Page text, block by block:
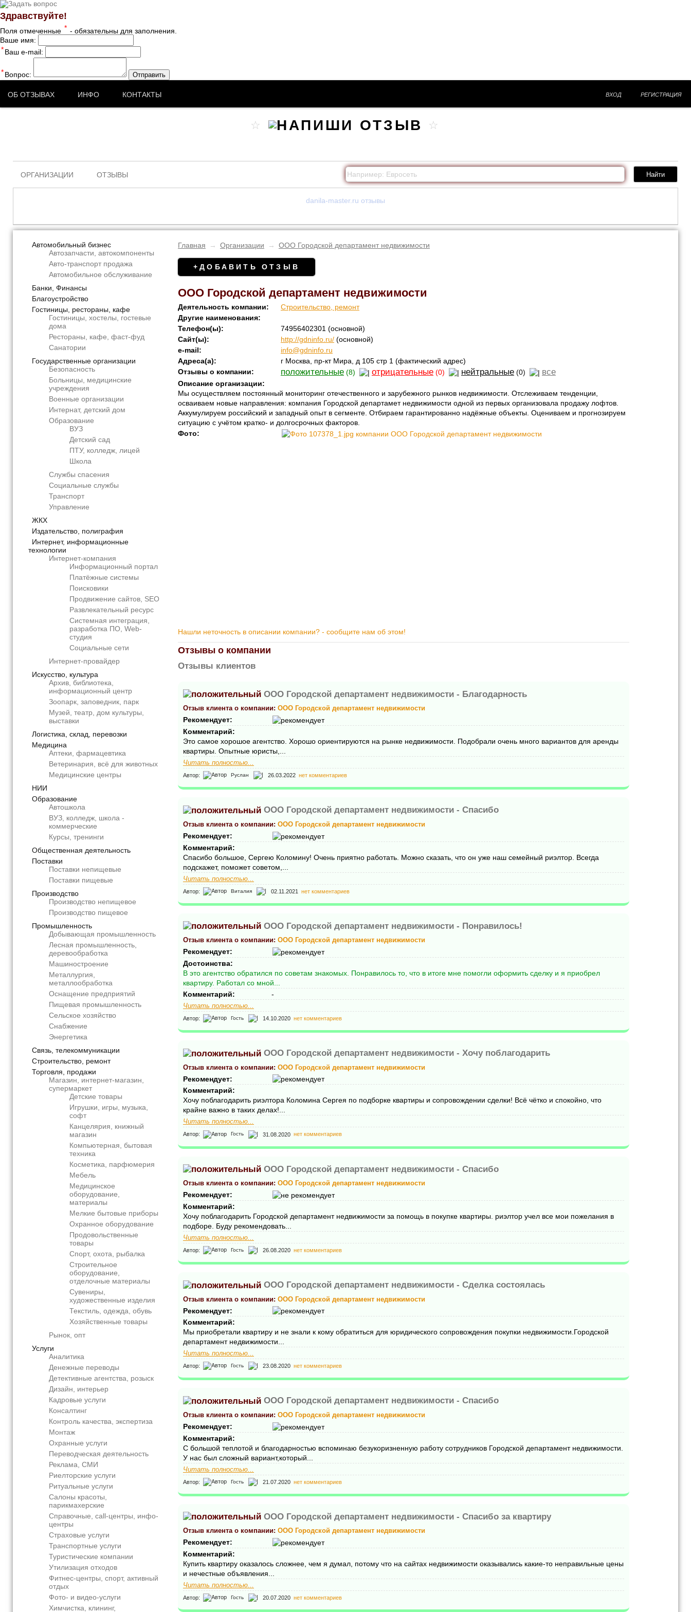
Здравствуйте!
Поля отмеченные * - обязательны для заполнения.
Ваше имя:
*Ваш e-mail:
*Вопрос: Отправить
ОБ ОТЗЫВАХ ИНФО КОНТАКТЫ ВХОД РЕГИСТРАЦИЯ
ОРГАНИЗАЦИИ ОТЗЫВЫ
danila-master.ru отзывы
Автомобильный бизнес
Автозапчасти, автокомпоненты
Авто-транспорт продажа
Автомобильное обслуживание
Банки, Финансы
Благоустройство
Гостиницы, рестораны, кафе
Гостиницы, хостелы, гостевые
дома
Рестораны, кафе, фаст-фуд
Санатории
Государственные организации
Безопасность
Больницы, медицинские
учреждения
Военные организации
Интернат, детский дом
Образование
ВУЗ
Детский сад
ПТУ, колледж, лицей
Школа
Службы спасения
Социальные службы
Транспорт
Управление
ЖКХ
Издательство, полиграфия
Интернет, информационные
технологии
Интернет-компания
Информационный портал
Платёжные системы
Поисковики
Продвижение сайтов, SEO
Развлекательный ресурс
Системная интеграция,
разработка ПО, Web-
студия
Социальные сети
Интернет-провайдер
Искусство, культура
Архив, библиотека,
информационный центр
Зоопарк, заповедник, парк
Музей, театр, дом культуры,
выставки
Логистика, склад, перевозки
Медицина
Аптеки, фармацевтика
Ветеринария, всё для животных
Медицинские центры
НИИ
Образование
Автошкола
ВУЗ, колледж, школа -
коммерческие
Курсы, тренинги
Общественная деятельность
Поставки
Поставки непищевые
Поставки пищевые
Производство
Производство непищевое
Производство пищевое
Промышленность
Добывающая промышленность
Лесная промышленность,
деревообработка
Машиностроение
Металлургия,
металлообработка
Оснащение предприятий
Пищевая промышленность
Сельское хозяйство
Снабжение
Энергетика
Связь, телекоммуникации
Строительство, ремонт
Торговля, продажи
Магазин, интернет-магазин,
супермаркет
Детские товары
Игрушки, игры, музыка,
софт
Канцелярия, книжный
магазин
Компьютерная, бытовая
техника
Косметика, парфюмерия
Мебель
Медицинское
оборудование,
материалы
Мелкие бытовые приборы
Охранное оборудование
Продовольственные
товары
Спорт, охота, рыбалка
Строительное
оборудование,
отделочные материалы
Сувениры,
художественные изделия
Текстиль, одежда, обувь
Хозяйственные товары
Рынок, опт
Услуги
Аналитика
Денежные переводы
Детективные агентства, розыск
Дизайн, интерьер
Кадровые услуги
Консалтинг
Контроль качества, экспертиза
Монтаж
Охранные услуги
Переводческая деятельность
Реклама, СМИ
Риелторские услуги
Ритуальные услуги
Салоны красоты,
парикмахерские
Справочные, call-центры, инфо-
центры
Страховые услуги
Транспортные услуги
Туристические компании
Утилизация отходов
Фитнес-центры, спорт, активный
отдых
Фото- и видео-услуги
Химчистка, клининг,
Главная → Организации → ООО Городской департамент недвижимости
+ДОБАВИТЬ ОТЗЫВ
ООО Городской департамент недвижимости
Деятельность компании:
Строительство, ремонт
Другие наименования:
Телефон(ы):
74956402301 (основной)
Сайт(ы):
http://gdninfo.ru/(основной)
e-mail:
info@gdninfo.ru
Адреса(а):
г Москва, пр-кт Мира, д 105 стр 1 (фактический адрес)
Отзывы о компании:
положительные(8) отрицательные(0) нейтральные(0) все
Описание организации:
Мы осуществляем постоянный мониторинг отечественного и зарубежного рынков недвижимости. Отслеживаем тенденции,
осваиваем новые направления: компания Городской департамет недвижимости одной из первых организовала продажу лофтов.
Аккумулируем российский и западный опыт в сегменте. Отбираем гарантированно надёжные объекты. Оцениваем и прогнозируем
ситуацию с учётом кратко- и долгосрочных факторов.
Фото:
Нашли неточность в описании компании? - сообщите нам об этом!
Отзывы о компании
Отзывы клиентов
ООО Городской департамент недвижимости - Благодарность
Отзыв клиента о компании: ООО Городской департамент недвижимости
Рекомендует:
Комментарий:
Это самое хорошое агентство. Хорошо ориентируются на рынке недвижимости. Подобрали очень много вариантов для аренды
квартиры. Опытные юристы,...
Читать полностью...
Автор: Руслан 26.03.2022 нет комментариев
ООО Городской департамент недвижимости - Спасибо
Отзыв клиента о компании: ООО Городской департамент недвижимости
Рекомендует:
Комментарий:
Спасибо большое, Сергею Коломину! Очень приятно работать. Можно сказать, что он уже наш семейный риэлтор. Всегда
подскажет, поможет советом,...
Читать полностью...
Автор: Виталия 02.11.2021 нет комментариев
ООО Городской департамент недвижимости - Понравилось!
Отзыв клиента о компании: ООО Городской департамент недвижимости
Рекомендует:
Достоинства:
В это агентство обратился по советам знакомых. Понравилось то, что в итоге мне помогли оформить сделку и я приобрел
квартиру. Работал со мной...
Комментарий:
-
Читать полностью...
Автор: Гость 14.10.2020 нет комментариев
ООО Городской департамент недвижимости - Хочу поблагодарить
Отзыв клиента о компании: ООО Городской департамент недвижимости
Рекомендует:
Комментарий:
Хочу поблагодарить риэлтора Коломина Сергея по подборке квартиры и сопровождении сделки! Всё чётко и спокойно, что
крайне важно в таких делах!...
Читать полностью...
Автор: Гость 31.08.2020 нет комментариев
ООО Городской департамент недвижимости - Спасибо
Отзыв клиента о компании: ООО Городской департамент недвижимости
Рекомендует:
Комментарий:
Хочу поблагодарить Городской департамент недвижимости за помощь в покупке квартиры. риэлтор учел все мои пожелания в
подборе. Буду рекомендовать...
Читать полностью...
Автор: Гость 26.08.2020 нет комментариев
ООО Городской департамент недвижимости - Сделка состоялась
Отзыв клиента о компании: ООО Городской департамент недвижимости
Рекомендует:
Комментарий:
Мы приобретали квартиру и не знали к кому обратиться для юридического сопровождения покупки недвижимости.Городской
департамент недвижимости...
Читать полностью...
Автор: Гость 23.08.2020 нет комментариев
ООО Городской департамент недвижимости - Спасибо
Отзыв клиента о компании: ООО Городской департамент недвижимости
Рекомендует:
Комментарий:
С большой теплотой и благодарностью вспоминаю безукоризненную работу сотрудников Городской департамент недвижимости.
У нас был сложный вариант,который...
Читать полностью...
Автор: Гость 21.07.2020 нет комментариев
ООО Городской департамент недвижимости - Спасибо за квартиру
Отзыв клиента о компании: ООО Городской департамент недвижимости
Рекомендует:
Комментарий:
Купить квартиру оказалось сложнее, чем я думал, потому что на сайтах недвижимости оказывались какие-то неправильные цены
и нечестные объявления...
Читать полностью...
Автор: Гость 20.07.2020 нет комментариев